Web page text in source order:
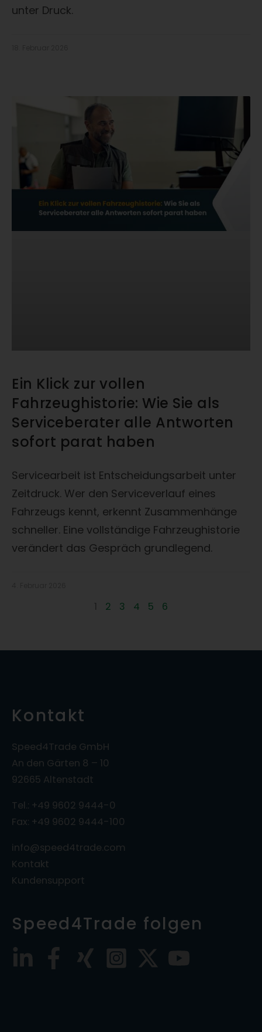
unter Druck.
Ein Klick zur vollen
Fahrzeughistorie: Wie Sie als
Serviceberater alle Antworten
sofort parat haben
Servicearbeit ist Entscheidungsarbeit unter
Zeitdruck. Wer den Serviceverlauf eines
Fahrzeugs kennt, erkennt Zusammenhänge
schneller. Eine vollständige Fahrzeughistorie
verändert das Gespräch grundlegend.
1 2 3 4 5 6
Kontakt
Speed4Trade GmbH
An den Gärten 8 – 10
92665 Altenstadt
Tel.: +49 9602 9444-0
Fax: +49 9602 9444-100
info@speed4trade.com
Kontakt
Kundensupport
Speed4Trade folgen